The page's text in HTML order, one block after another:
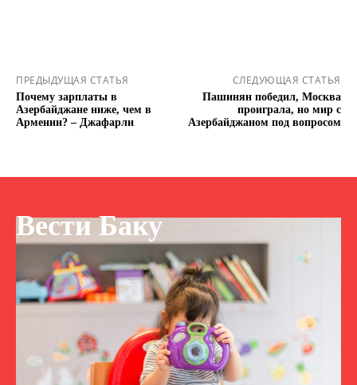
ПРЕДЫДУЩАЯ СТАТЬЯ
Почему зарплаты в
Азербайджане ниже, чем в
Армении? – Джафарли
СЛЕДУЮЩАЯ СТАТЬЯ
Пашинян победил, Москва
проиграла, но мир с
Азербайджаном под вопросом
Вести Баку